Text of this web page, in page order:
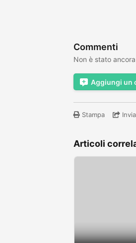
Commenti
Non è stato
Aggiungi un
Stampa
Articoli